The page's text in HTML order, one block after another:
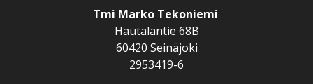
Tmi Marko Tekoniemi
Hautalantie 68B
60420 Seinäjoki
2953419-6